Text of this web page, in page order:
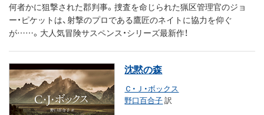
何者かに狙撃された郡判事。捜査を命じられた猟区管理官のジョ
ー・ピケットは、射撃のプロである鷹匠のネイトに協力を仰ぐ
が……。大人気冒険サスペンス・シリーズ最新作！
沈黙の森
Ｃ・Ｊ・ボックス
野口百合子訳